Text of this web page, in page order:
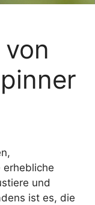
erhebliche
und
ist es, die